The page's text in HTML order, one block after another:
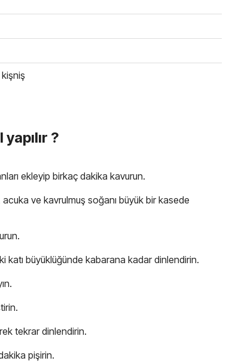
?
ekleyip birkaç dakika kavurun.
ve kavrulmuş soğanı büyük bir kasede
katı büyüklüğünde kabarana kadar dinlendirin.
tekrar dinlendirin.
pişirin.